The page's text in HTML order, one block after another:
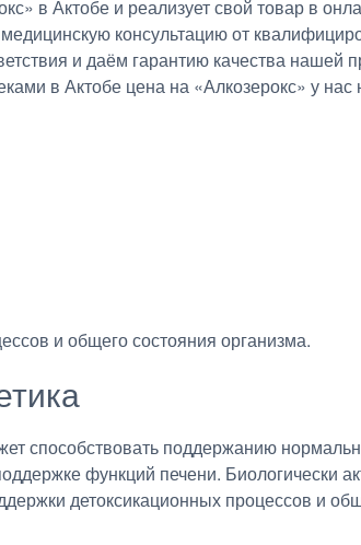
в Актобе и реализует свой товар в
консультацию от
и даём гарантию качества нашей
в Актобе цена на «Алкозерокс» у
и общего состояния организма.
способствовать поддержанию
функций печени. Биологически
детоксикационных процессов и